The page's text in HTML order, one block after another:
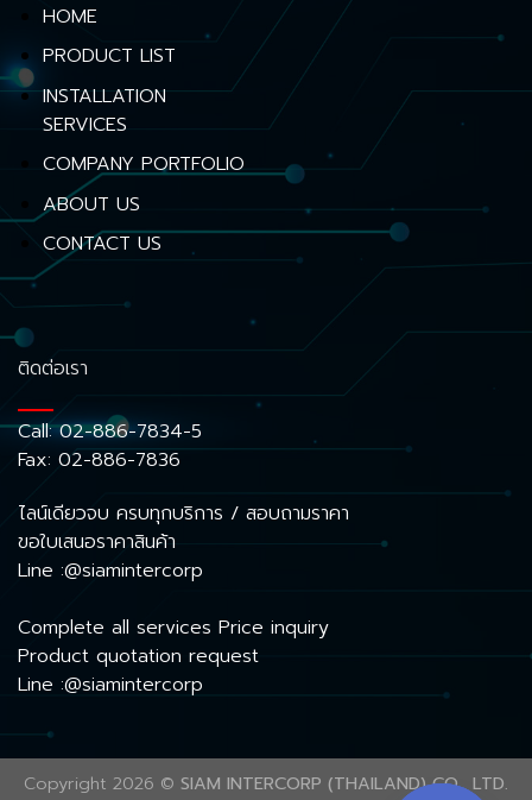
HOME
PRODUCT LIST
INSTALLATION
SERVICES
COMPANY PORTFOLIO
ABOUT US
CONTACT US
ติดต่อเรา
Call:02-886-7834-5
Fax: 02-886-7836
ไลน์เดียวจบ ครบทุกบริการ / สอบถามราคา
ขอใบเสนอราคาสินค้า
Line :@siamintercorp
Complete all services Price inquiry
Product quotation request
Line :@siamintercorp
Copyright 2026 © SIAM INTERCORP (THAILAND) CO., LTD.